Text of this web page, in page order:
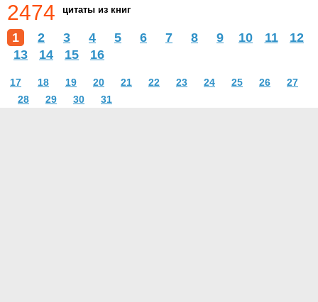
2474 цитаты из книг
1 2 3 4 5 6 7 8 9 10 11
12
13
14 15 16
17 18 19 20 21 22 23 24 25 26
27
28
29 30 31